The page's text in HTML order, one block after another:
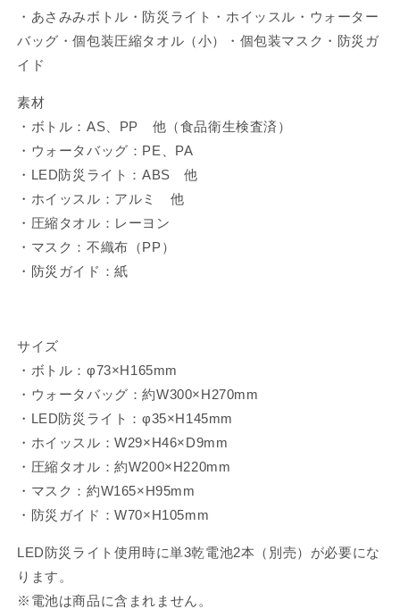
発
送】
の
数
量
を
減
ら
す
発
送】
の
を
や
す
・あさみみボトル ・防災ライト・ホイッスル・ウォーター
バッグ・個包装圧縮タオル（小）・個包装マスク・防災ガ
イド
素材
・ボトル：AS、PP 他（食品衛生検査済）
・ウォータバッグ：PE、PA
・LED防災ライト：ABS 他
・ホイッスル：アルミ 他
・圧縮タオル：レーヨン
・マスク：不織布（PP）
・防災ガイド：紙
サイズ
・ボトル：φ73×H165mm
・ウォータバッグ：約W300×H270mm
・LED防災ライト：φ35×H145mm
・ホイッスル：W29×H46×D9mm
・圧縮タオル：約W200×H220mm
・マスク：約W165×H95mm
・防災ガイド：W70×H105mm
LED防災ライト使用時に単3乾電池2本（別売）が必要にな
ります。
※電池は商品に含まれません。